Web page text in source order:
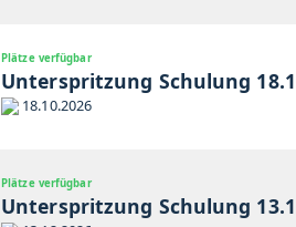
Plätze verfügbar
Unterspritzung Schulung
18.10.2026
Plätze verfügbar
Unterspritzung Schulung